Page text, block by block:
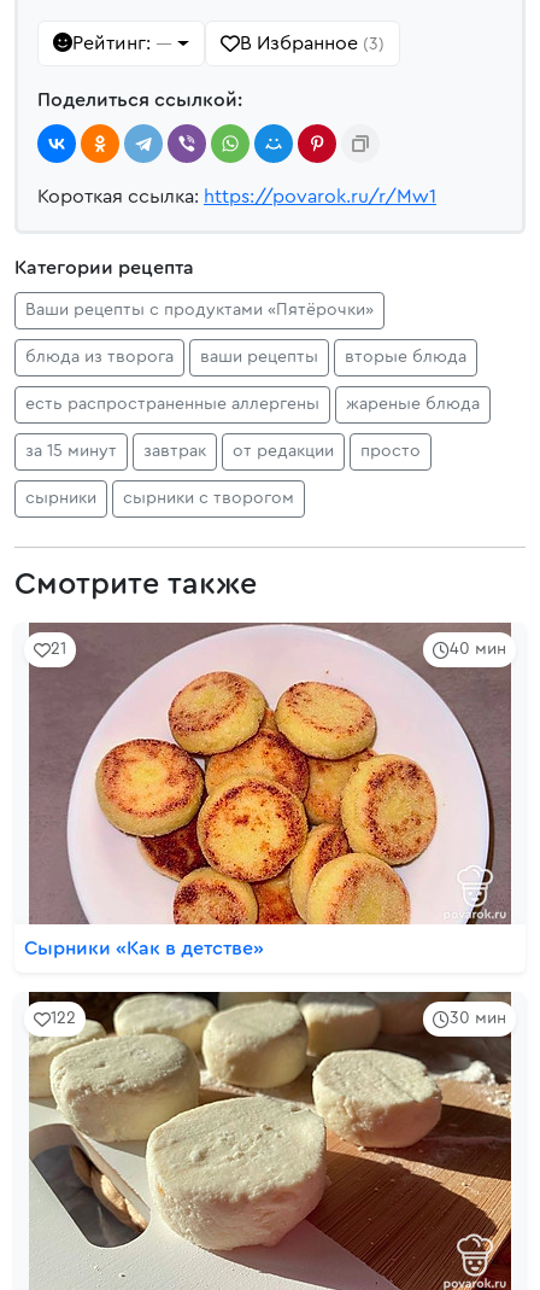
Рейтинг: — В Избранное (3)
Поделиться ссылкой:
Короткая ссылка: https://povarok.ru/r/Mw1
Категории рецепта
Ваши рецепты с продуктами «Пятёрочки»
блюда из творога ваши рецепты вторые блюда
есть распространенные аллергены жареные блюда
за 15 минут завтрак от редакции просто
сырники сырники с творогом
Смотрите также
40 мин
21
Сырники «Как в детстве»
30 мин
122